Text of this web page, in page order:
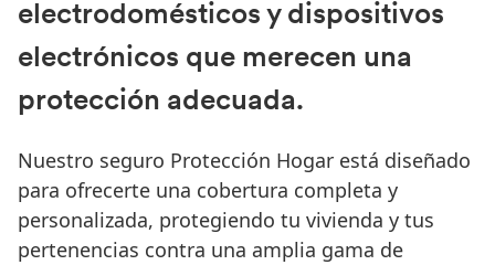
electrodomésticos y dispositivos
electrónicos que merecen una
protección adecuada.
Nuestro seguro Protección Hogar está diseñado
para ofrecerte una cobertura completa y
personalizada, protegiendo tu vivienda y tus
pertenencias contra una amplia gama de